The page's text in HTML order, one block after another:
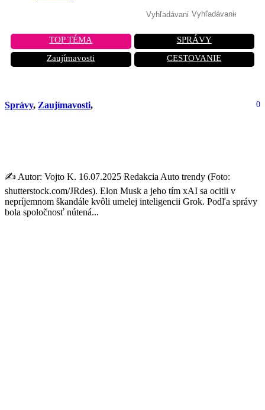
TOP TÉMA
SPRÁVY
Zaujímavosti
CESTOVANIE
Správy, Zaujímavosti, 0
✍️ Autor: Vojto K. 16.07.2025 Redakcia Auto trendy (Foto:
shutterstock.com/JRdes). Elon Musk a jeho tím xAI sa ocitli v
nepríjemnom škandále kvôli umelej inteligencii Grok. Podľa správy
bola spoločnosť nútená...